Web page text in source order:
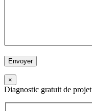
×
Diagnostic gratuit de projet